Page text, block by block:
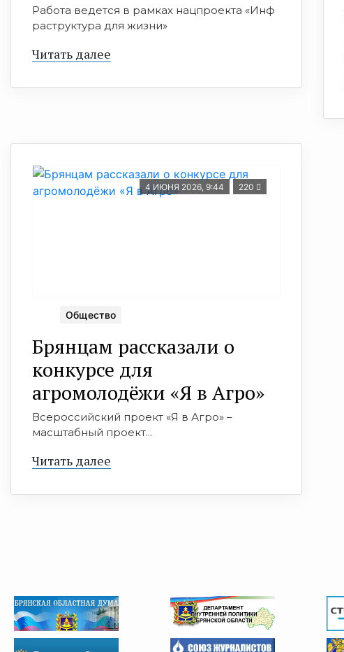
Работа ведется в рамках нацпроекта «Инф
раструктура для жизни»
Читать далее
4 ИЮНЯ 2026, 9:44 220
Общество
Брянцам рассказали о
конкурсе для
агромолодёжи «Я в Агро»
Всероссийский проект «Я в Агро» –
масштабный проект...
Читать далее